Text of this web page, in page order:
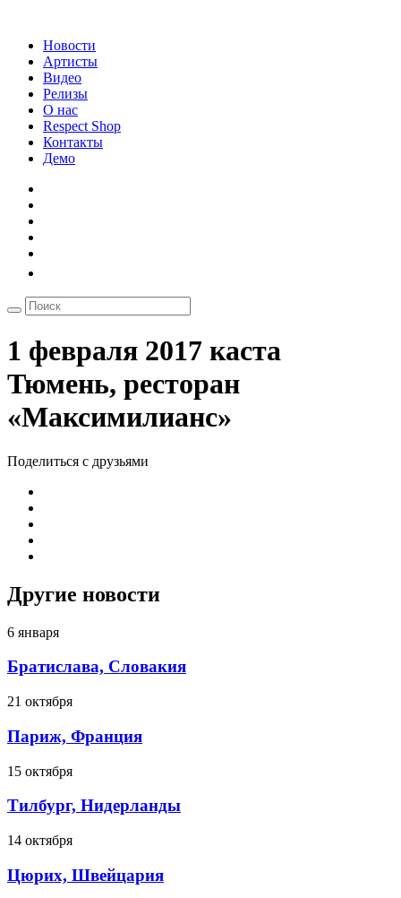
Новости
Артисты
Видео
Релизы
О нас
Respect Shop
Контакты
Демо
1 февраля 2017 каста
Тюмень, ресторан
«Максимилианс»
Поделиться с друзьями
Другие новости
6 января
Братислава, Словакия
21 октября
Париж, Франция
15 октября
Тилбург, Нидерланды
14 октября
Цюрих, Швейцария